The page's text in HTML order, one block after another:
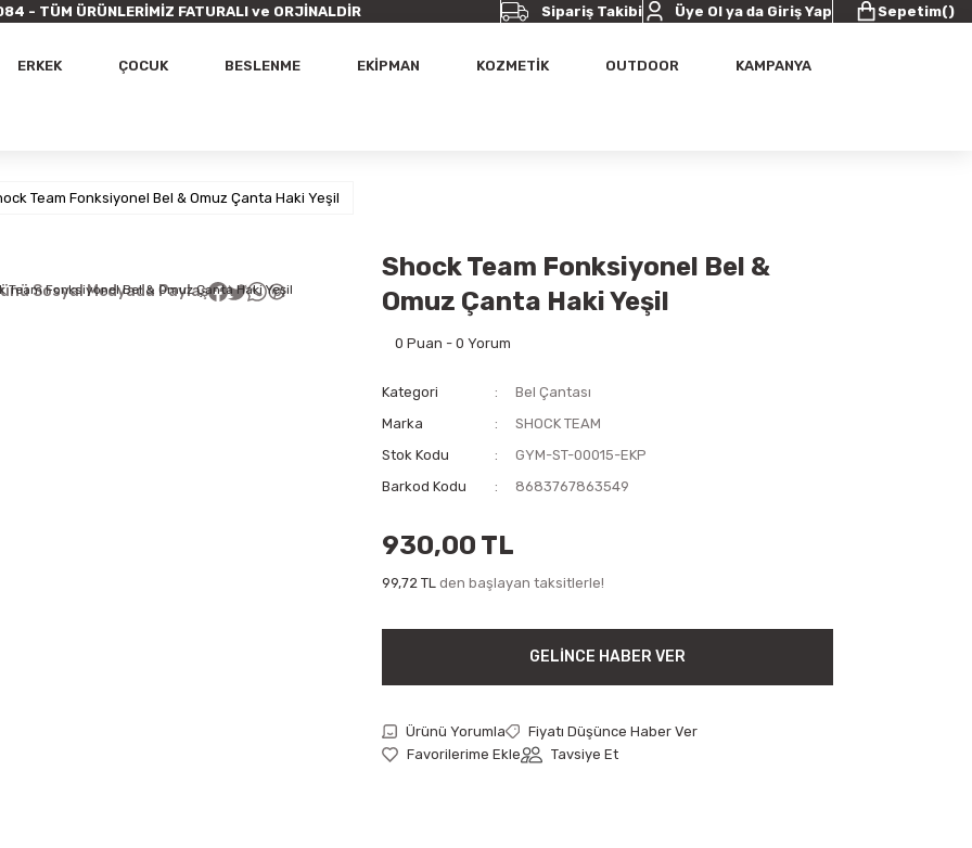
TÜM ÜRÜNLERİMİZ FATURALI ve ORJİNALDİR Sipariş Takibi Üye Ol ya da Giriş Yap Sepetim()
ERKEK ÇOCUK BESLENME EKİPMAN KOZMETİK OUTDOOR KAMPANYA
Team Fonksiyonel Bel & Omuz Çanta Haki Yeşil
Sosyal Medyada Paylaş
Shock Team Fonksiyonel Bel &
Omuz Çanta Haki Yeşil
0 Puan - 0 Yorum
Kategori
Bel Çantası
Marka
SHOCK TEAM
Stok Kodu
GYM-ST-00015-EKP
Barkod Kodu
8683767863549
930,00 TL
99,72 TL den başlayan taksitlerle!
GELINCE HABER VER
Ürünü Yorumla
Fiyatı Düşünce Haber Ver
Tavsiye Et